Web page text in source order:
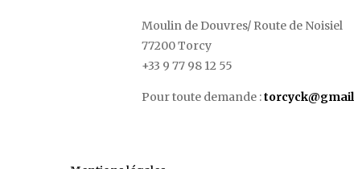
Moulin de Douvres/ Route de Noisiel
77200 Torcy
+33 9 77 98 12 55
Pour toute demande :